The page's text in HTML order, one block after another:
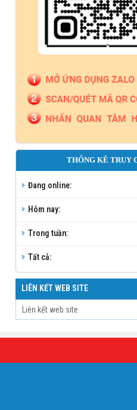
THỐNG KÊ TRUY
Đang online:
Hôm nay:
Trong tuần:
Tất cả:
LIÊN KẾT WEB SITE